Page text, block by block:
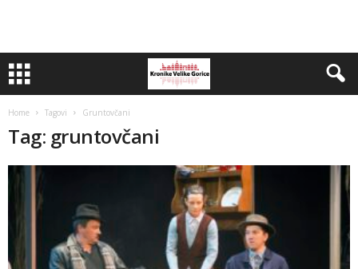
Home Tagovi Gruntovčani
Tag: gruntovčani